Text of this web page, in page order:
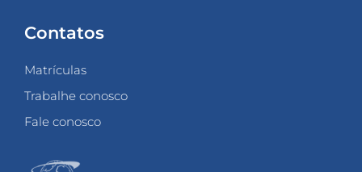
Contatos
Matrículas
Trabalhe conosco
Fale conosco